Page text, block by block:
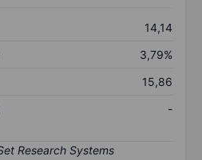
14,14
3,79%
15,86
-